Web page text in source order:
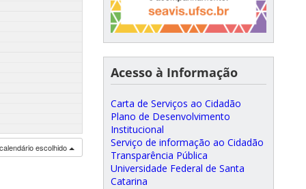
escolhido
Acesso à Informação
Carta de Serviços ao Cidadão
Plano de Desenvolvimento
Institucional
Serviço de informação ao Cidadão
Transparência Pública
Universidade Federal de Santa
Catarina